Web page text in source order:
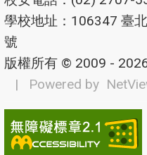
學校地址：106347 臺
號
版權所有 © 2009 -
| Powered by